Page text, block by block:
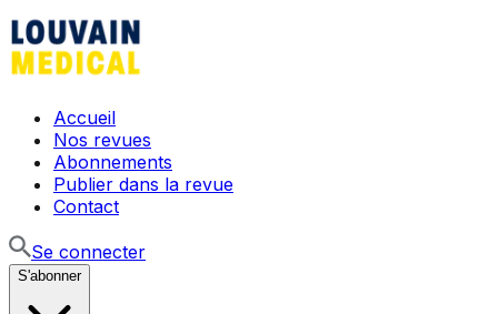
Accueil
Nos revues
Abonnements
Publier dans la revue
Contact
Se connecter
S'abonner